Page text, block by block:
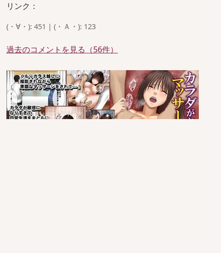
リンク：
(・∀・): 451 | (・Ａ・): 123
過去のコメントを見る（56件）